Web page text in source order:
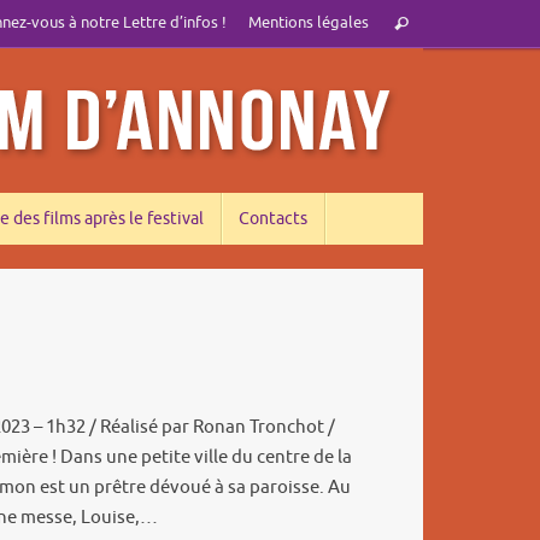
vous à notre Lettre d’infos ! Mentions légales
pour
Rechercher
des films après le festival Contacts
– 1h32 / Réalisé par Ronan Tronchot /
! Dans une petite ville du centre de la
est un prêtre dévoué à sa paroisse. Au
messe, Louise,…